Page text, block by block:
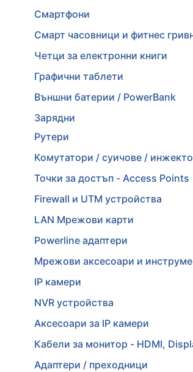
Смартфони
Смарт часовници и фитнес
Четци за електронни книги
Графични таблети
Външни батерии / PowerBank
Зарядни
Рутери
Комутатори / суичове /
Точки за достъп - Access Points
Firewall и UTM устройства
LAN Мрежови карти
Powerline адаптери
Мрежови аксесоари и
IP камери
NVR устройства
Аксесоари за IP камери
Кабели за монитор - HDMI,
Адаптери / преходници